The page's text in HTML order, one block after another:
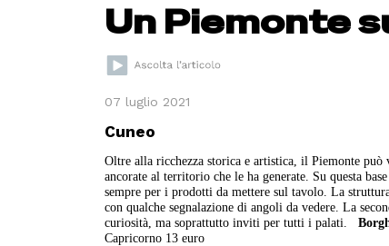
Un Piemonte
07 luglio 2021
Cuneo
Oltre alla ricchezza storica e artistica, il Piemonte
ancorate al territorio che le ha generate. Su questa
sempre per i prodotti da mettere sul tavolo. La
con qualche segnalazione di angoli da vedere. La
curiosità, ma soprattutto inviti per tutti i palati.
Capricorno 13 euro